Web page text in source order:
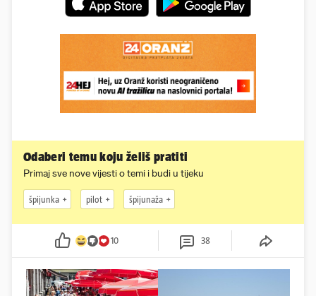
Odaberi temu koju želiš pratiti
Primaj sve nove vijesti o temi i budi u tijeku
špijunka pilot špijunaža
10 38